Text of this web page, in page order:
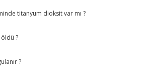
titanyum dioksit var mı ?
?
?